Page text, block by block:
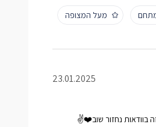
מעל המצופה
23.01.2025
בוודאות נחזור שוב❤️✌